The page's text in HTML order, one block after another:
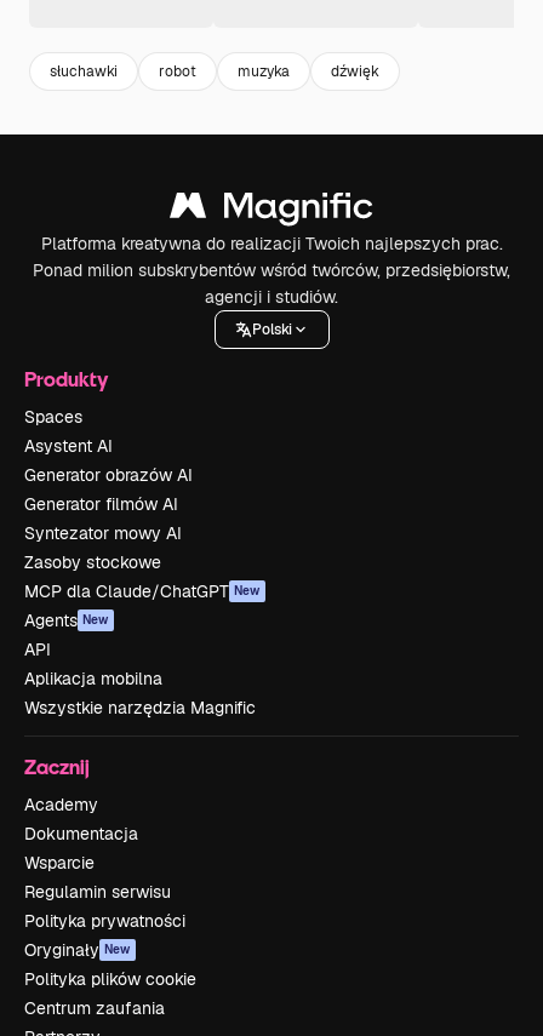
słuchawki robot muzyka dźwięk
Platforma kreatywna do realizacji Twoich najlepszych prac.
Ponad milion subskrybentów wśród twórców, przedsiębiorstw,
agencji i studiów.
Polski
Produkty
Spaces
Asystent AI
Generator obrazów AI
Generator filmów AI
Syntezator mowy AI
Zasoby stockowe
MCP dla Claude/ChatGPT New
Agents New
API
Aplikacja mobilna
Wszystkie narzędzia Magnific
Zacznij
Academy
Dokumentacja
Wsparcie
Regulamin serwisu
Polityka prywatności
Oryginały New
Polityka plików cookie
Centrum zaufania